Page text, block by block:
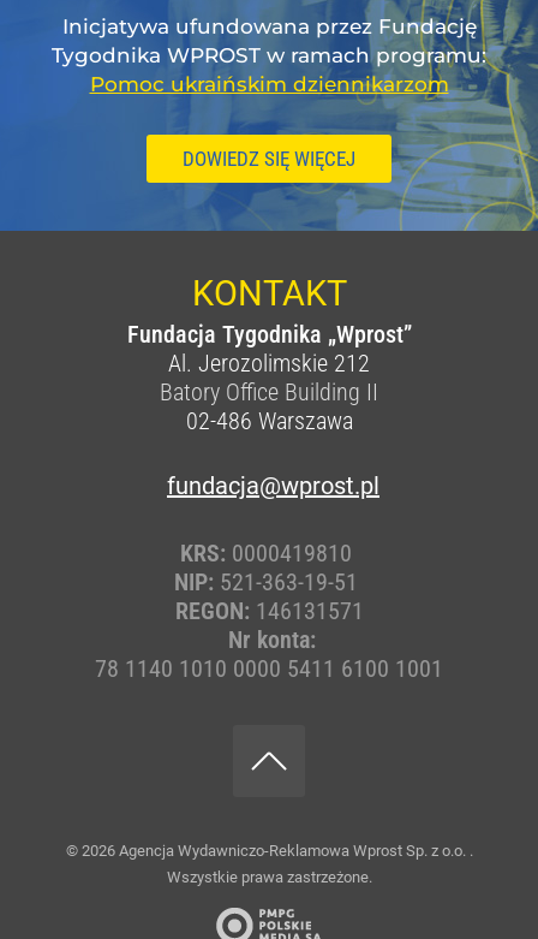
Inicjatywa ufundowana przez Fundację
Tygodnika WPROST w ramach programu:
Pomoc ukraińskim dziennikarzom
DOWIEDZ SIĘ WIĘCEJ
KONTAKT
Fundacja Tygodnika „Wprost”
Al. Jerozolimskie 212
Batory Office Building II
02-486 Warszawa
fundacja@wprost.pl
KRS: 0000419810
NIP: 521-363-19-51
REGON: 146131571
Nr konta:
78 1140 1010 0000 5411 6100 1001
© 2026 Agencja Wydawniczo-Reklamowa Wprost Sp. z o.o. .
Wszystkie prawa zastrzeżone.